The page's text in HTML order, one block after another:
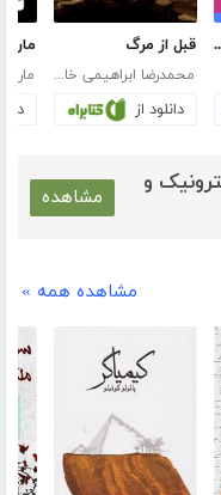
گرازان (جلد چهارم) قبل از مرگ
محمدرضا ابراهیمی خامنه
دانلود از
و
مشاهده
مشاهده همه »